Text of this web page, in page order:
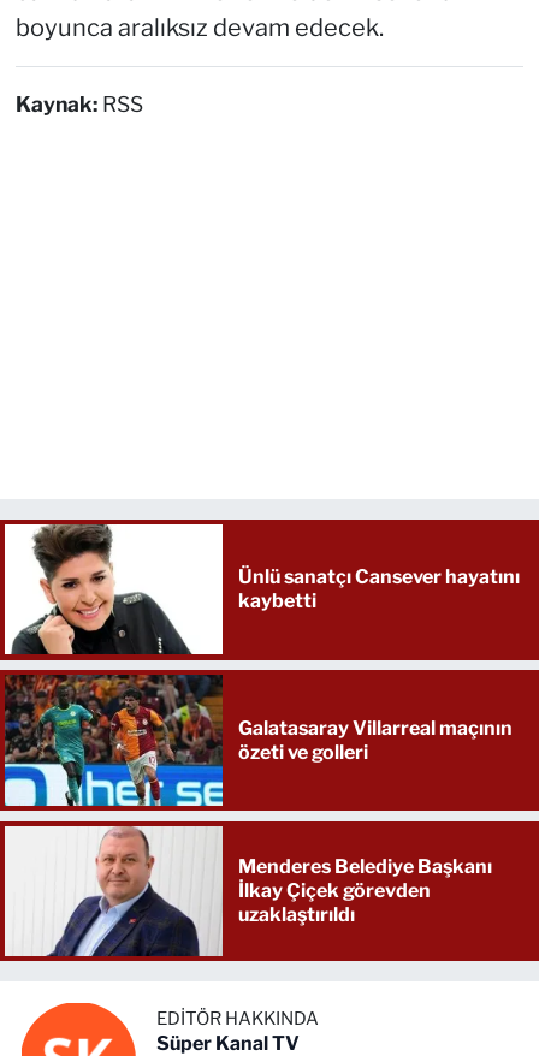
boyunca aralıksız devam edecek.
Kaynak: RSS
Ünlü sanatçı Cansever hayatını
kaybetti
Galatasaray Villarreal maçının
özeti ve golleri
Menderes Belediye Başkanı
İlkay Çiçek görevden
uzaklaştırıldı
EDITÖR HAKKINDA
Süper Kanal TV